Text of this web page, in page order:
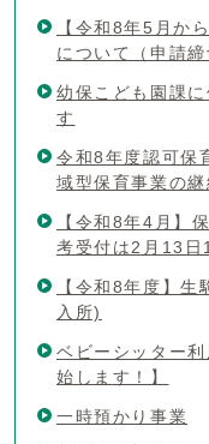
【令和8年5月か
について（申請
幼保こども園課
す
令和8年度認可保
域型保育事業の
【令和8年4月】
考受付は2月13日
【令和8年度】
入所)
ベビーシッター
始します！】
一時預かり事業